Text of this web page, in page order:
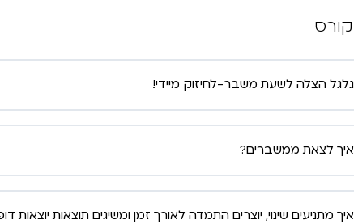
גלגל הצלה לשעת משבר-לחיזוק מיידי!
איך לצאת ממשברים?
איך מתניעים שינוי, יוצרים התמדה לאורך זמן ומשיגים תוצאות יוצאות